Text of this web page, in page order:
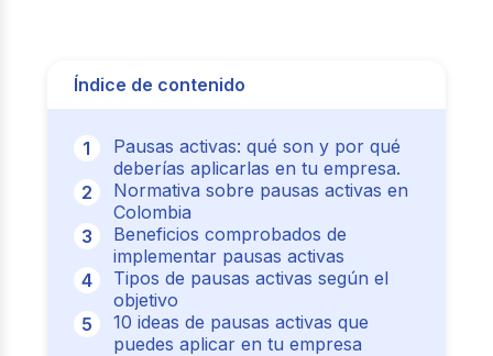
Índice de contenido
Pausas activas: qué son y por qué
deberías aplicarlas en tu empresa.
Normativa sobre pausas activas en
Colombia
Beneficios comprobados de
implementar pausas activas
Tipos de pausas activas según el
objetivo
10 ideas de pausas activas que
puedes aplicar en tu empresa